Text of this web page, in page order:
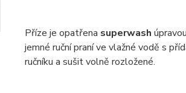
Příze je opatřena superwash
jemné ruční praní ve vlažné vodě s
ručníku a sušit volně rozložené.